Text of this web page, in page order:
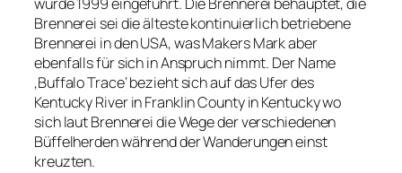
wurde 1999 eingeführt. Die Brennerei behauptet, die
Brennerei sei die älteste kontinuierlich betriebene
Brennerei in den USA, was Makers Mark aber
ebenfalls für sich in Anspruch nimmt. Der Name
‚Buffalo Trace‘ bezieht sich auf das Ufer des
Kentucky River in Franklin County in Kentucky wo
sich laut Brennerei die Wege der verschiedenen
Büffelherden während der Wanderungen einst
kreuzten.